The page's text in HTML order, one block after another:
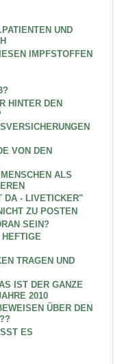
UND
IMPFSTOFFEN
HINTER DEN
VON DEN
ALS
DA - LIVETICKER"
ZU POSTEN
SEIN?
TRAGEN UND
IST DER GANZE
2010
ÜBER DEN
ES